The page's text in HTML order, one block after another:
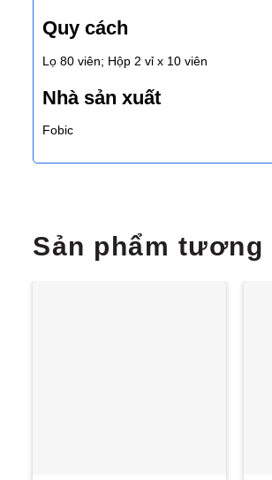
Quy cách
Lọ 80 viên; Hộp 2 vỉ x 10 viên
Nhà sản xuất
Fobic
Sản phẩm tương